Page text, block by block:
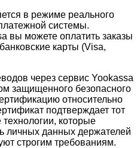
в режиме реального
системы.
вы можете оплатить заказы
карты (Visa,
через сервис Yookassa
защищенного безопасного
относительно
подтверждает тот
которые
личных данных держателей
строгим требованиям.